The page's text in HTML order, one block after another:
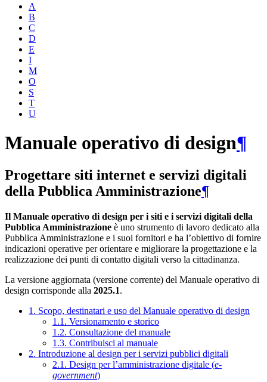
A
B
C
D
E
I
M
O
S
T
U
Manuale operativo di design¶
Progettare siti internet e servizi digitali
della Pubblica Amministrazione¶
Il Manuale operativo di design per i siti e i servizi digitali della
Pubblica Amministrazione è uno strumento di lavoro dedicato alla
Pubblica Amministrazione e i suoi fornitori e ha l’obiettivo di fornire
indicazioni operative per orientare e migliorare la progettazione e la
realizzazione dei punti di contatto digitali verso la cittadinanza.
La versione aggiornata (versione corrente) del Manuale operativo di
design corrisponde alla 2025.1.
1. Scopo, destinatari e uso del Manuale operativo di design
1.1. Versionamento e storico
1.2. Consultazione del manuale
1.3. Contribuisci al manuale
2. Introduzione al design per i servizi pubblici digitali
2.1. Design per l’amministrazione digitale (e-
government)